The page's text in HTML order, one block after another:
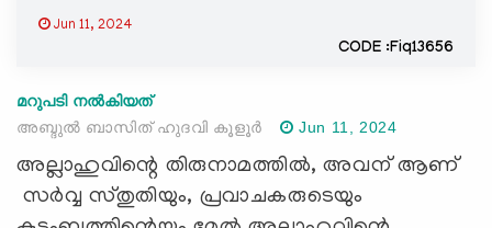
Jun 11, 2024
CODE :Fiq13656
മറുപടി നൽകിയത്
അബ്ദുൽ ബാസിത് ഹുദവി കൂളൂർ
Jun 11, 2024
അല്ലാഹുവിന്റെ തിരുനാമത്തില്‍, അവന് ആണ്
സര്‍വ്വ സ്തുതിയും, പ്രവാചകരുടെയും